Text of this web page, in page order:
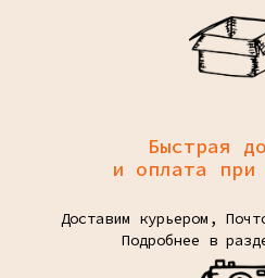
Быстрая
и оплата при
Доставим курьером,
Подробнее в